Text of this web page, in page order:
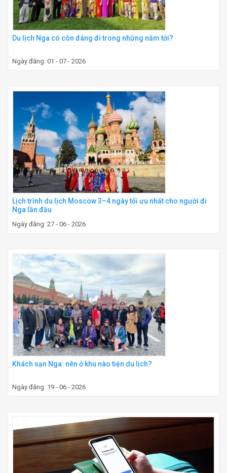
Du lịch Nga có còn đáng đi trong những năm tới?
Ngày đăng: 01 - 07 - 2026
Lịch trình du lịch Moscow 3–4 ngày tối ưu nhất cho người đi
Nga lần đầu
Ngày đăng: 27 - 06 - 2026
Khách sạn Nga: nên ở khu nào tiện du lịch?
Ngày đăng: 19 - 06 - 2026